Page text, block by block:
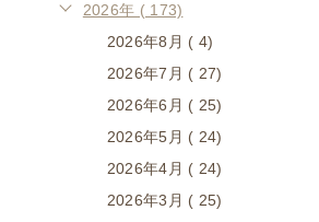
2026年 ( 173)
2026年8月 ( 4)
2026年7月 ( 27)
2026年6月 ( 25)
2026年5月 ( 24)
2026年4月 ( 24)
2026年3月 ( 25)